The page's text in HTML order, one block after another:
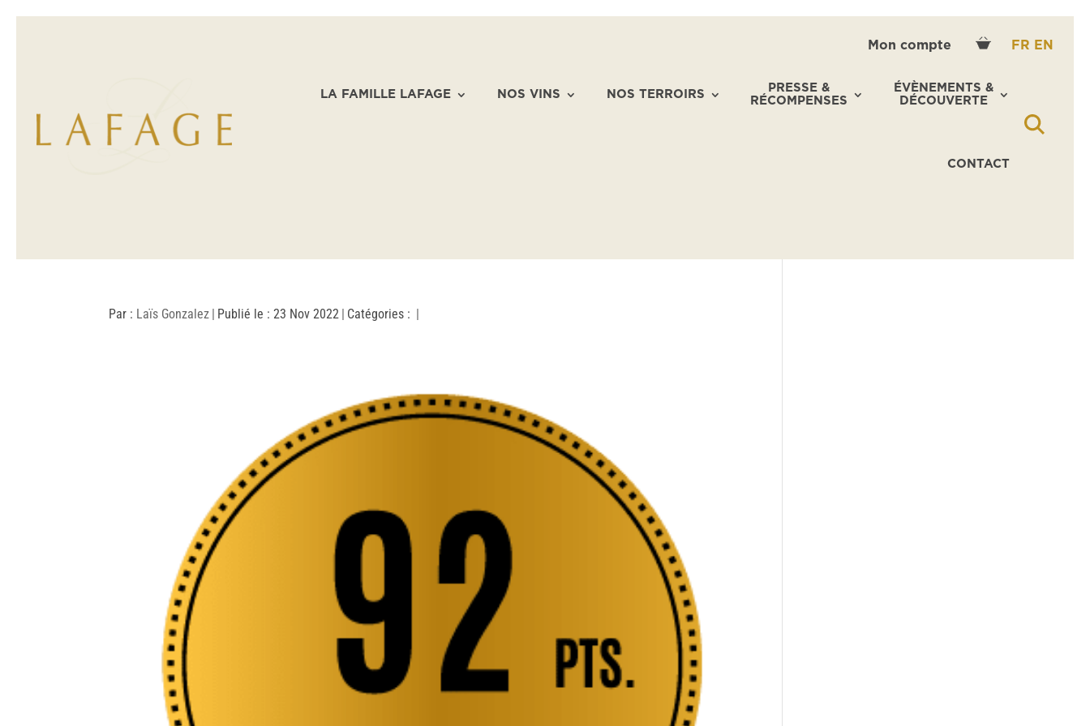
Mon compte FR EN
LA FAMILLE LAFAGE NOS VINS NOS TERROIRS
PRESSE &
RÉCOMPENSES
ÉVÈNEMENTS &
DÉCOUVERTE
CONTACT
Par : Laïs Gonzalez | Publié le : 23 Nov 2022 | Catégories : |